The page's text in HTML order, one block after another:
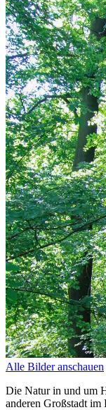
Alle Bilder anschauen
Die Natur in und um
anderen Großstadt